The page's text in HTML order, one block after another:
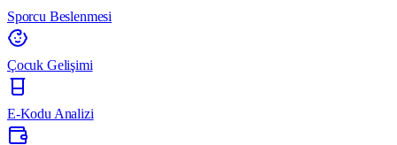
Sporcu Beslenmesi
Çocuk Gelişimi
E-Kodu Analizi